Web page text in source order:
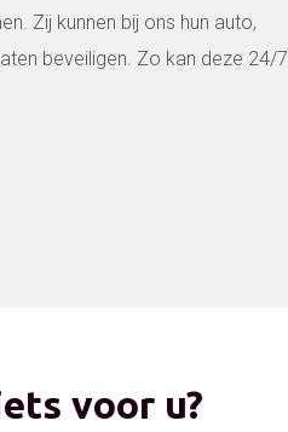
Zij kunnen bij ons hun auto,
beveiligen. Zo kan deze 24/7
voor u?